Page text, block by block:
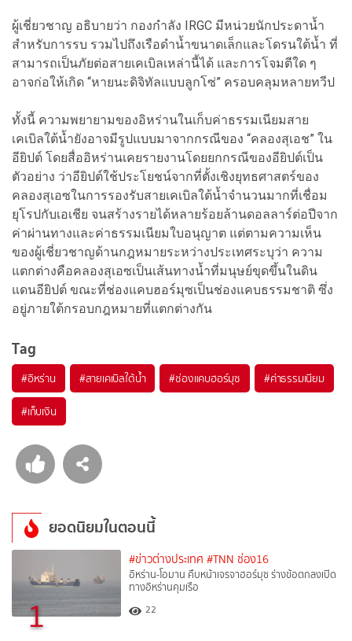
ผู้เชี่ยวชาญ อธิบายว่า กองกำลัง IRGC มีหน่วยนักประดาน้ำ
สำหรับการรบ รวมไปถึงเรือดำน้ำขนาดเล็กและโดรนใต้น้ำ ที่
สามารถเป็นภัยต่อสายเคเบิลเหล่านี้ได้ และการโจมตีใด ๆ
อาจก่อให้เกิด “หายนะดิจิทัลแบบลูกโซ่” ครอบคลุมหลายทวีป
ทั้งนี้ ความพยายามของอิหร่านในเก็บค่าธรรมเนียมสาย
เคเบิลใต้น้ำยังอาจมีรูปแบบมาจากกรณีของ “คลองสุเอช” ใน
อียิปต์ โดยสื่ออิหร่านเคยรายงานโดยยกกรณีของอียิปต์เป็น
ตัวอย่าง ว่าอียิปต์ใช้ประโยชน์จากที่ตั้งเชิงยุทธศาสตร์ของ
คลองสุเอซในการรองรับสายเคเบิลใต้น้ำจำนวนมากที่เชื่อม
ยุโรปกับเอเชีย จนสร้างรายได้หลายร้อยล้านดอลลาร์ต่อปีจาก
ค่าผ่านทางและค่าธรรมเนียมใบอนุญาต แต่ตามความเห็น
ของผู้เชี่ยวชาญด้านกฎหมายระหว่างประเทศระบุว่า ความ
แตกต่างคือคลองสุเอซเป็นเส้นทางน้ำที่มนุษย์ขุดขึ้นในดิน
แดนอียิปต์ ขณะที่ช่องแคบฮอร์มุซเป็นช่องแคบธรรมชาติ ซึ่ง
อยู่ภายใต้กรอบกฎหมายที่แตกต่างกัน
Tag
#อิหร่าน #สายเคเบิลใต้น้ำ #ช่องแคบฮอร์มุซ #ค่าธรรมเนียม
#เก็บเงิน
ยอดนิยมในตอนนี้
1
#ข่าวต่างประเทศ #TNN ช่อง16
อิหร่าน-โอมาน คืบหน้าเจรจาฮอร์มุซ ร่างข้อตกลงเปิด
ทางอิหร่านคุมเรือ
22